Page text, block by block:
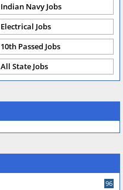
Indian Navy Jobs
Electrical Jobs
10th Passed Jobs
All State Jobs
96